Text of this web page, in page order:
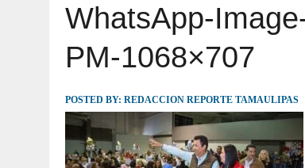
JULIO 30, 2026 ¡TRABAJO EN EQUIPO Y
JULIO 30, 2026 TAMAULIPAS TE INVITA A
WhatsApp-
PM-1068×707
POSTED BY: REDACCION REPORTE TAMAULIPAS